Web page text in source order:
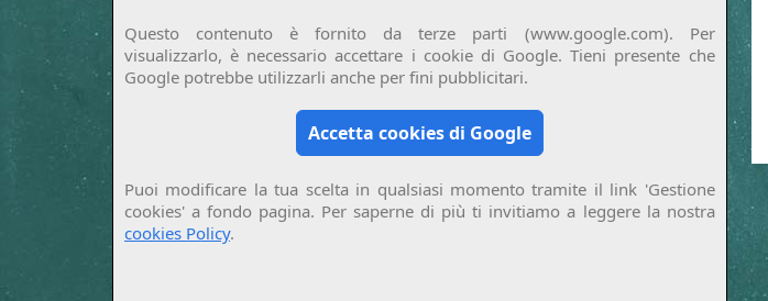
Questo contenuto è fornito da terze parti (www.google.com). Per
visualizzarlo, è necessario accettare i cookie di Google. Tieni presente che
Google potrebbe utilizzarli anche per fini pubblicitari.
Accetta cookies di Google
Puoi modificare la tua scelta in qualsiasi momento tramite il link 'Gestione
cookies' a fondo pagina. Per saperne di più ti invitiamo a leggere la nostra
cookies Policy.